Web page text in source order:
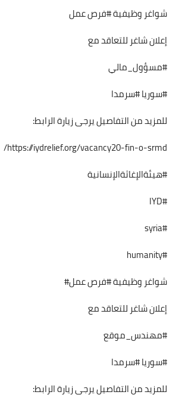
شواغر وظيفية #فرص عمل
إعلان شاغر للتعاقد مع
#مسؤول_مالي
#سوريا #سرمدا
للمزيد من التفاصيل يرجى زيارة الرابط:
https://iydrelief.org/vacancy20-fin-o-srmd/
#هيئةالإغاثةالإنسانية
#IYD
#syria
#humanity
شواغر وظيفية #فرص عمل#
إعلان شاغر للتعاقد مع
#مهندس_موقع
#سوريا #سرمدا
للمزيد من التفاصيل يرجى زيارة الرابط: